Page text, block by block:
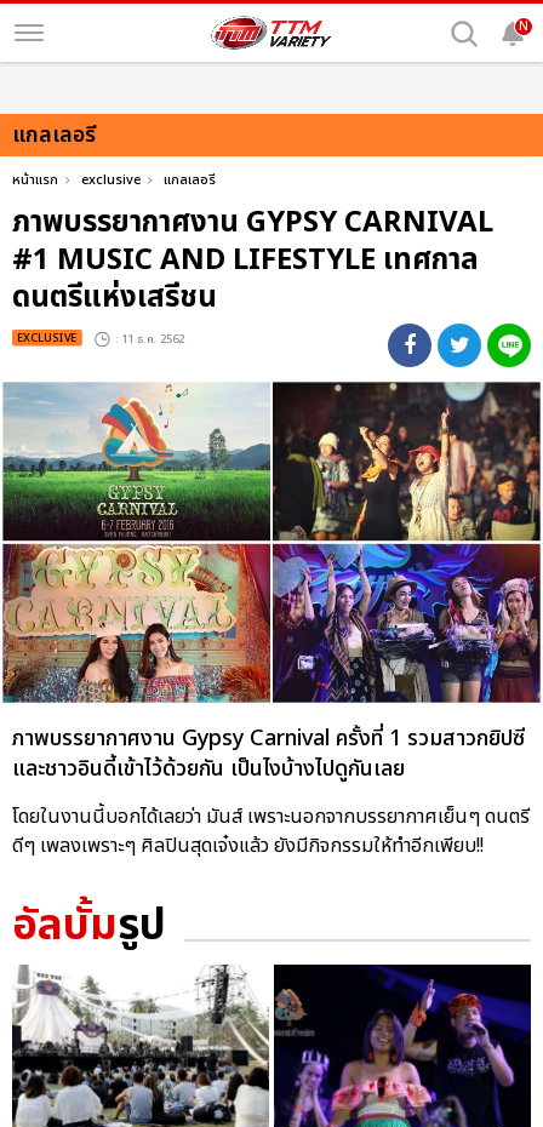
N
แกลเลอรี
หน้าแรก exclusive แกลเลอรี
ภาพบรรยากาศงาน GYPSY CARNIVAL
#1 MUSIC AND LIFESTYLE เทศกาล
ดนตรีแห่งเสรีชน
EXCLUSIVE : 11 ธ.ค. 2562
ภาพบรรยากาศงาน Gypsy Carnival ครั้งที่ 1 รวมสาวกยิปซี
และชาวอินดี้เข้าไว้ด้วยกัน เป็นไงบ้างไปดูกันเลย
โดยในงานนี้บอกได้เลยว่า มันส์ เพราะนอกจากบรรยากาศเย็นๆ ดนตรี
ดีๆ เพลงเพราะๆ ศิลปินสุดเจ๋งแล้ว ยังมีกิจกรรมให้ทำอีกเพียบ!!
อัลบั้มรูป